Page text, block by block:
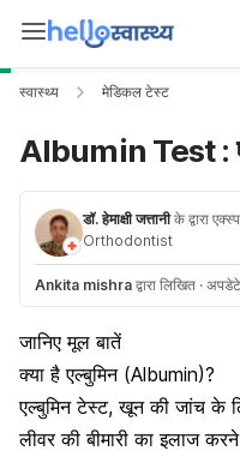
स्वास्थ्य मेडिकल टेस्ट
Albumin Test :
डॉ. हेमाक्षी जत्तानीके द्वारा
Orthodontist
Ankita mishra द्वारा लिखित ·
जानिए मूल बातें
क्या है एल्बुमिन (Albumin)?
एल्बुमिन टेस्ट, खून की जांच के
लीवर की बीमारी का इलाज